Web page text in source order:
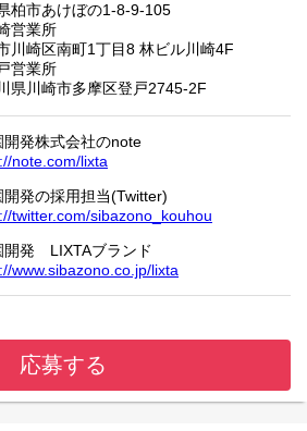
柏市あけぼの1-8-9-105
崎営業所
川崎区南町1丁目8 林ビル川崎4F
戸営業所
県川崎市多摩区登戸2745-2F
開発株式会社のnote
note.com/lixta
開発の採用担当(Twitter)
twitter.com/sibazono_kouhou
開発 LIXTAブランド
www.sibazono.co.jp/lixta
応募する